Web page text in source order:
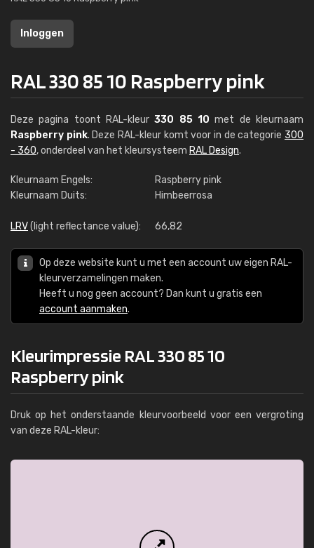
Inloggen
RAL 330 85 10 Raspberry pink
Deze pagina toont RAL-kleur330 85 10 met de kleurnaam
Raspberry pink. Deze RAL-kleur komt voor in de categorie 300
- 360, onderdeel van het kleursysteem RAL Design.
Kleurnaam Engels:
Raspberry pink
Kleurnaam Duits:
Himbeerrosa
LRV(light reflectance value): 66,82
Op deze website kunt u met een account uw eigen RAL-
kleurverzamelingen maken.
Heeft u nog geen account? Dan kunt u gratis een
account aanmaken.
Kleurimpressie RAL 330 85 10
Raspberry pink
Druk op het onderstaande kleurvoorbeeld voor een vergroting
van deze RAL-kleur: